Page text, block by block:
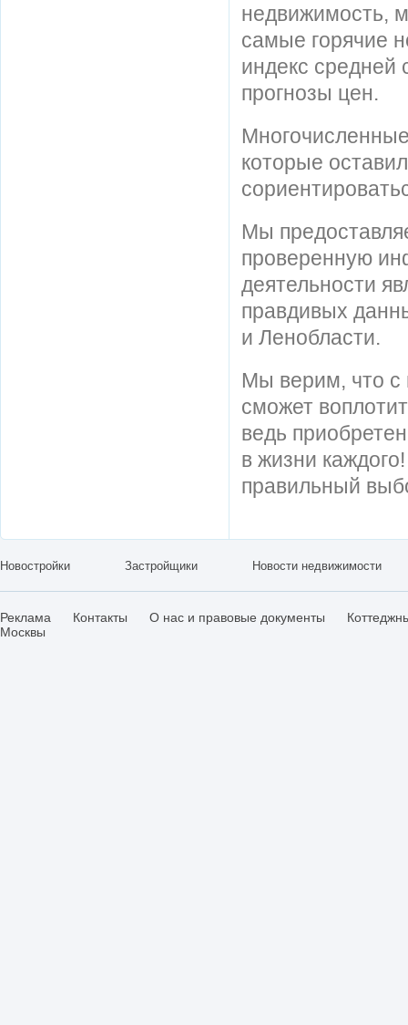
недвижимость,
самые горячие
индекс средней
прогнозы цен.
которые
Мы
проверенную
деятельности
правдивых
и Ленобласти.
Мы верим, что
сможет
ведь
в жизни
правильный
Новостройки Застройщики Новости недвижимости
Реклама Контакты О нас и правовые документы
Москвы